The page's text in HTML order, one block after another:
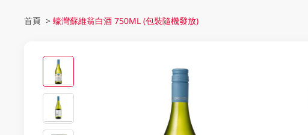
首頁 > 蠔灣蘇維翁白酒 750ML (包裝隨機發放)